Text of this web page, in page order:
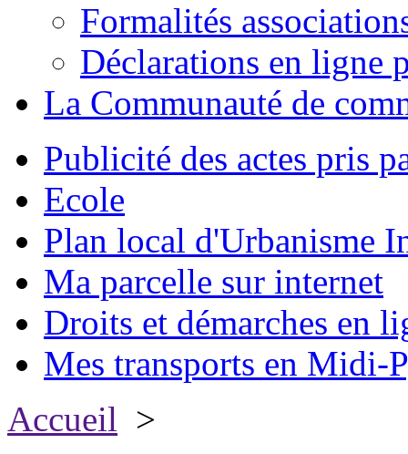
Formalités
Déclarations en ligne
La Communauté de
Publicité des actes pris
Ecole
Plan local d'Urbanisme
Ma parcelle sur internet
Droits et démarches en
Mes transports en Midi-
Accueil >